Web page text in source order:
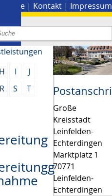
Presse | Kontakt | Impressum
H I
J
R S
T
Große
Kreisstadt
Leinfelden-
Echterdingen
Marktplatz 1
70771
Leinfelden-
Echterdingen